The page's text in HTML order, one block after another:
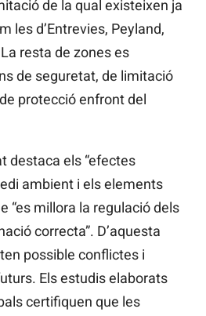
de la qual existeixen ja
les d’Entrevies, Peyland,
resta de zones es
de seguretat, de limitació
protecció enfront del
destaca els “efectes
ambient i els elements
“es millora la regulació dels
correcta”. D’aquesta
possible conflictes i
Els estudis elaborats
certifiquen que les